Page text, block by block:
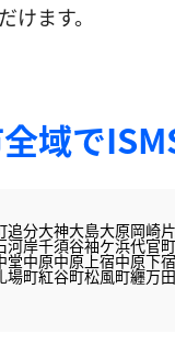
けます。
域で
追分大神大島大原岡崎
河岸千須谷袖ケ浜代官町
堂中原中原上宿中原下宿
場町紅谷町松風町纒万田